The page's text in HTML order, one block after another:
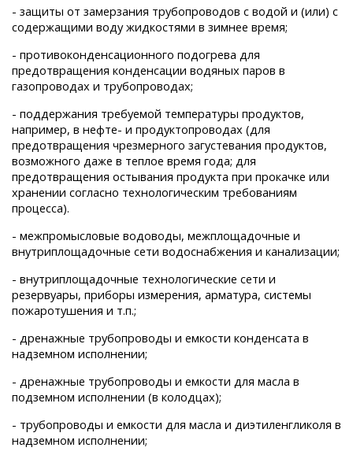
- защиты от замерзания трубопроводов с водой и (или) с
содержащими воду жидкостями в зимнее время;
- противоконденсационного подогрева для
предотвращения конденсации водяных паров в
газопроводах и трубопроводах;
- поддержания требуемой температуры продуктов,
например, в нефте- и продуктопроводах (для
предотвращения чрезмерного загустевания продуктов,
возможного даже в теплое время года; для
предотвращения остывания продукта при прокачке или
хранении согласно технологическим требованиям
процесса).
- межпромысловые водоводы, межплощадочные и
внутриплощадочные сети водоснабжения и канализации;
- внутриплощадочные технологические сети и
резервуары, приборы измерения, арматура, системы
пожаротушения и т.п.;
- дренажные трубопроводы и емкости конденсата в
надземном исполнении;
- дренажные трубопроводы и емкости для масла в
подземном исполнении (в колодцах);
- трубопроводы и емкости для масла и диэтиленгликоля в
надземном исполнении;